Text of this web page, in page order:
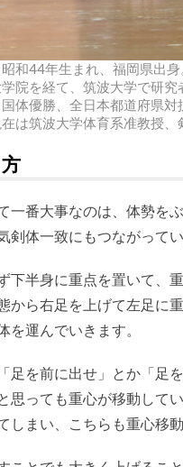
和44年生まれ、福岡県出
院を経て、筑波大学で研
体優勝、全日本都道府県
は筑波大学体育系准教授
一番大事なのは、体勢を
剣体一致にもつながってい
下半身に重点を置いて、
から右足を上げて左足に
を運んでいきます。
足を前に出せ」とか「足
思っても重心が移動して
しまい、こちらも重心移